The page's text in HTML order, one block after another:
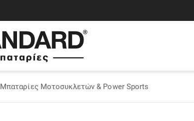
Μπαταρίες Μοτοσυκλετών & Power Sports